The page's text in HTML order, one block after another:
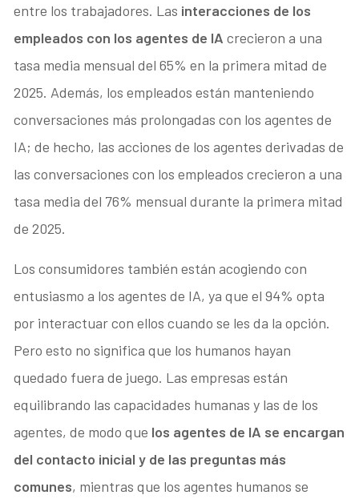
entre los trabajadores. Las interacciones de los
empleados con los agentes de IA crecieron a una
tasa media mensual del 65% en la primera mitad de
2025. Además, los empleados están manteniendo
conversaciones más prolongadas con los agentes de
IA; de hecho, las acciones de los agentes derivadas de
las conversaciones con los empleados crecieron a una
tasa media del 76% mensual durante la primera mitad
de 2025.
Los consumidores también están acogiendo con
entusiasmo a los agentes de IA, ya que el 94% opta
por interactuar con ellos cuando se les da la opción.
Pero esto no significa que los humanos hayan
quedado fuera de juego. Las empresas están
equilibrando las capacidades humanas y las de los
agentes, de modo que los agentes de IA se encargan
del contacto inicial y de las preguntas más
comunes, mientras que los agentes humanos se